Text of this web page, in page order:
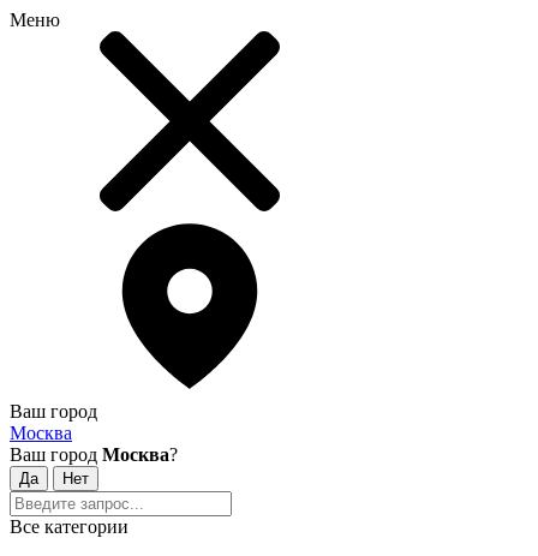
Меню
Ваш город
Москва
Ваш город Москва?
Все категории